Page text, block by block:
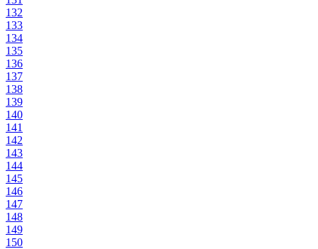
132
133
134
135
136
137
138
139
140
141
142
143
144
145
146
147
148
149
150